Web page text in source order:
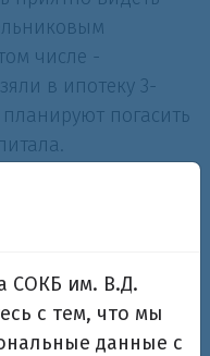
числе -
в ипотеку 3-
погасить
СОКБ им. В.Д.
с тем, что мы
данные с